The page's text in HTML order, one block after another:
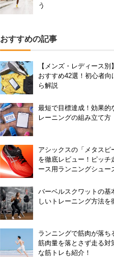
う
おすすめの記事
【メンズ・レディース別
おすすめ42選！初心者向
ら解説
最短で目標達成！効果的
レーニングの組み立て方
アシックスの「メタスピ
を徹底レビュー！ピッチ
ース用ランニングシュー
バーベルスクワットの基
しいトレーニング方法を
ランニングで筋肉が落ち
筋肉量を落とさず走る対
な筋トレも紹介！